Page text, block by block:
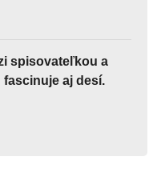
spisovateľkou a
fascinuje aj desí.